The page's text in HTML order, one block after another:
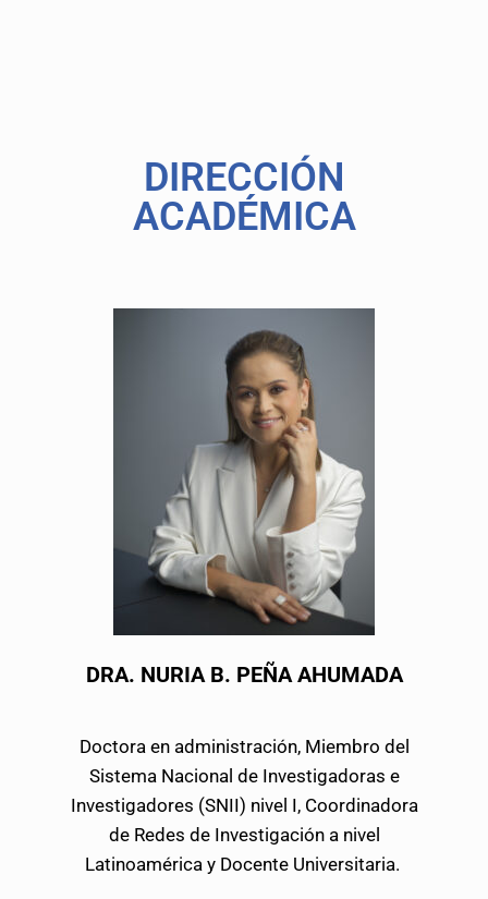
DIRECCIÓN
ACADÉMICA
DRA. NURIA B. PEÑA AHUMADA
Doctora en administración, Miembro del
Sistema Nacional de Investigadoras e
Investigadores (SNII) nivel I, Coordinadora
de Redes de Investigación a nivel
Latinoamérica y Docente Universitaria.